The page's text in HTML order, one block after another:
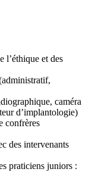
l’éthique et des
caméra
d’implantologie)
confrères
des intervenants
praticiens juniors :